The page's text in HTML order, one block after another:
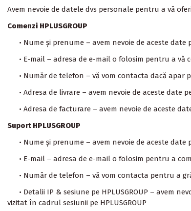
Avem nevoie de datele dvs personale pentru a vă
Comenzi HPLUSGROUP
• Nume și prenume – avem nevoie de aceste
• E-mail – adresa de e-mail o folosim pentru a
• Număr de telefon – vă vom contacta dacă apar
• Adresa de livrare – avem nevoie de aceste
• Adresa de facturare – avem nevoie de aceste
Suport HPLUSGROUP
• Nume și prenume – avem nevoie de aceste
• E-mail – adresa de e-mail o folosim pentru a
• Număr de telefon – vă vom contacta pentru a
• Detalii IP & sesiune pe HPLUSGROUP – avem
vizitat în cadrul sesiunii pe HPLUSGROUP